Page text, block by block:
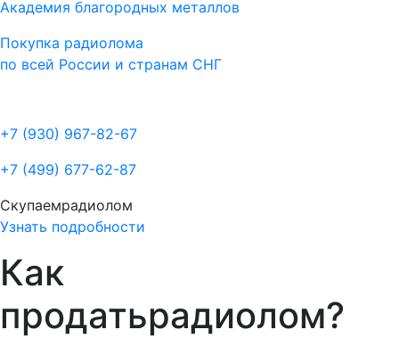
Академия благородных металлов
Покупка радиолома
по всей России и странам СНГ
+7 (930) 967-82-67
+7 (499) 677-62-87
Скупаемрадиолом
Узнать подробности
Как
продатьрадиолом?